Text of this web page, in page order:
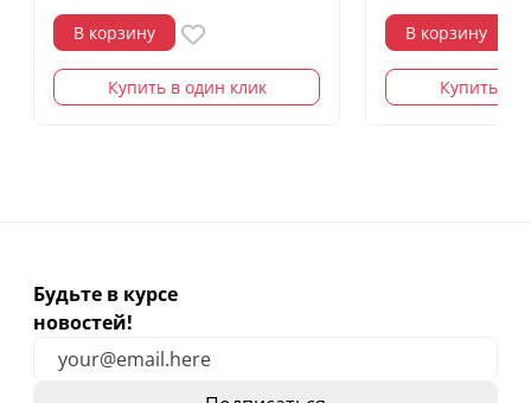
В корзину
Купить в один клик
В корзину
Купить в
Будьте в курсе
новостей!